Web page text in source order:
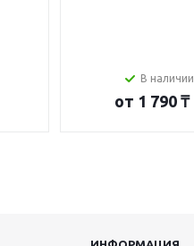
В наличии
от 1 790 ₸